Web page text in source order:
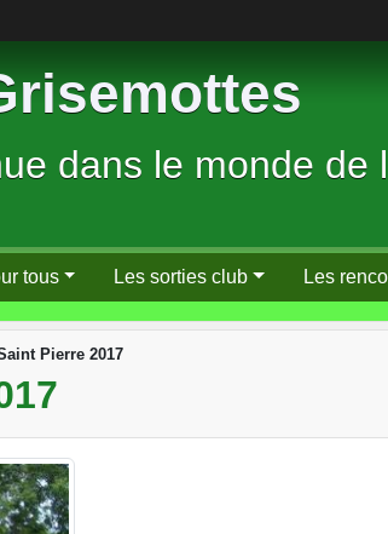
dans le monde de
tous Les sorties club Les
Pierre 2017